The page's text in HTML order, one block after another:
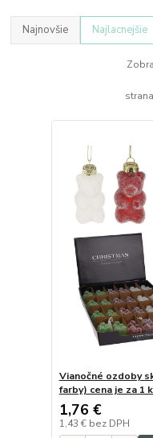
Najnovšie Najlacnejšie
strana
Vianočné ozdoby
farby) cena je za 1
1,76 €
1,43 € bez DPH